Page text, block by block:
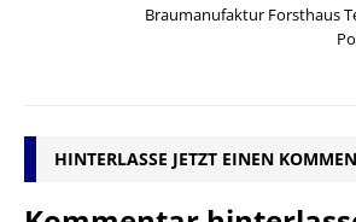
Braumanufaktur Forsthaus
HINTERLASSE JETZT EINEN